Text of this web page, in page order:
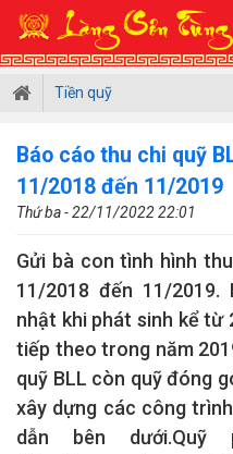
Tiền quỹ
Báo cáo thu chi quỹ
11/2018 đến 11/2019
Thứ ba - 22/11/2022 22:01
Gửi bà con tình hình
11/2018 đến 11/
nhật khi phát sinh kể từ
tiếp theo trong năm
quỹ BLL còn quỹ đóng
xây dựng các công
dẫn bên dưới.Quỹ